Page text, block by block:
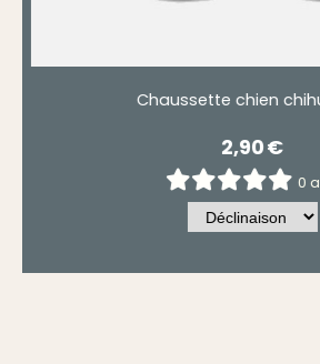
Chaussette chien
2,90€
0